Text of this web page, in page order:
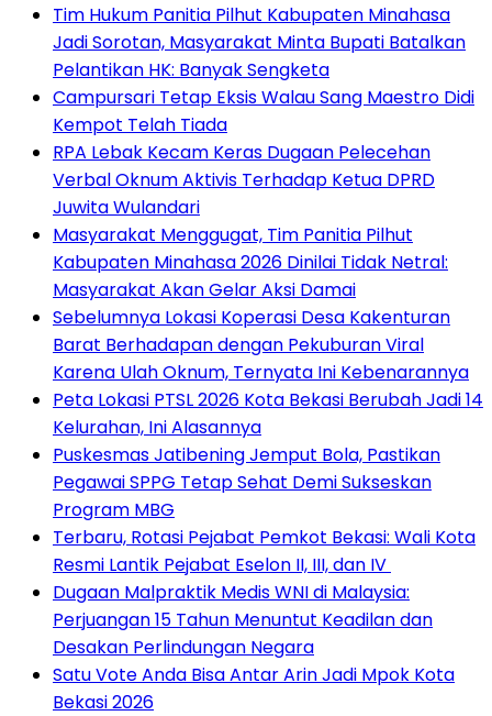
Tim Hukum Panitia Pilhut Kabupaten Minahasa
Jadi Sorotan, Masyarakat Minta Bupati Batalkan
Pelantikan HK: Banyak Sengketa
Campursari Tetap Eksis Walau Sang Maestro Didi
Kempot Telah Tiada
RPA Lebak Kecam Keras Dugaan Pelecehan
Verbal Oknum Aktivis Terhadap Ketua DPRD
Juwita Wulandari
Masyarakat Menggugat, Tim Panitia Pilhut
Kabupaten Minahasa 2026 Dinilai Tidak Netral:
Masyarakat Akan Gelar Aksi Damai
Sebelumnya Lokasi Koperasi Desa Kakenturan
Barat Berhadapan dengan Pekuburan Viral
Karena Ulah Oknum, Ternyata Ini Kebenarannya
Peta Lokasi PTSL 2026 Kota Bekasi Berubah Jadi 14
Kelurahan, Ini Alasannya
Puskesmas Jatibening Jemput Bola, Pastikan
Pegawai SPPG Tetap Sehat Demi Sukseskan
Program MBG
‎Terbaru, Rotasi Pejabat Pemkot Bekasi: Wali Kota
Resmi Lantik Pejabat Eselon II, III, dan IV ‎
‎Dugaan Malpraktik Medis WNI di Malaysia:
Perjuangan 15 Tahun Menuntut Keadilan dan
Desakan Perlindungan Negara
Satu Vote Anda Bisa Antar Arin Jadi Mpok Kota
Bekasi 2026